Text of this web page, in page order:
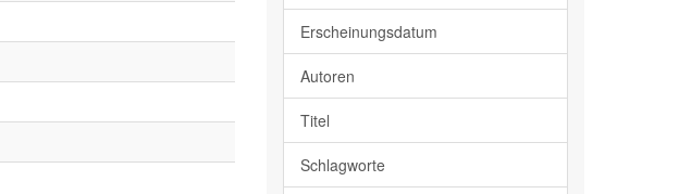
Erscheinungsdatum
Autoren
Titel
Schlagworte